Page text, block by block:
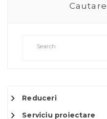
Reduceri
Serviciu proiectare